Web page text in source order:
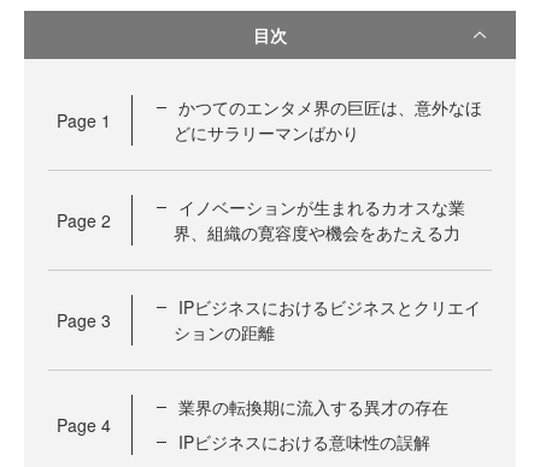
目次
Page 1
かつてのエンタメ界の巨匠は、意外なほ
どにサラリーマンばかり
Page 2
イノベーションが生まれるカオスな業
界、組織の寛容度や機会をあたえる力
Page 3
IPビジネスにおけるビジネスとクリエイ
ションの距離
Page 4
業界の転換期に流入する異才の存在
IPビジネスにおける意味性の誤解